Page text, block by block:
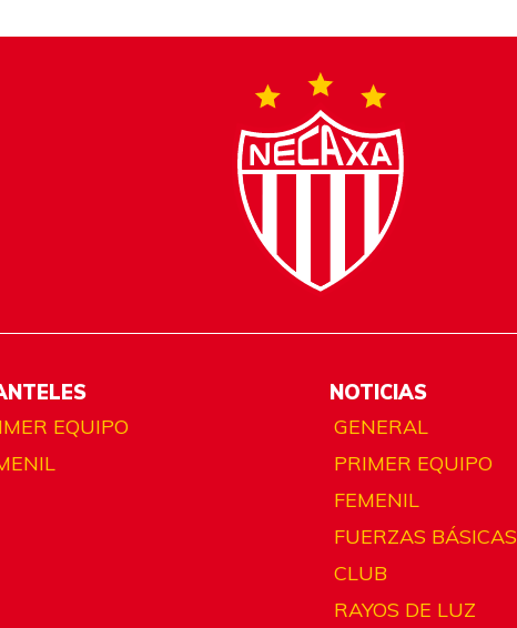
EQUIPO
NOTICIAS
GENERAL
PRIMER EQUIPO
FEMENIL
FUERZAS BÁSICAS
CLUB
RAYOS DE LUZ